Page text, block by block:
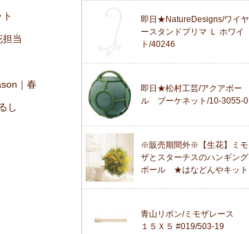
当
｜春
し
即日★NatureDesigns/ワイヤ
ースタンドプリマ Ｌ ホワイ
ト/40246
即日★松村工芸/アクアボー
ル ブーケネット/10-3055-0
※販売期間外※【生花】ミモ
ザとスターチスのハンギング
ボール ★はなどんやキット
青山リボン/ミモザレース
１５Ｘ５ #019/503-19